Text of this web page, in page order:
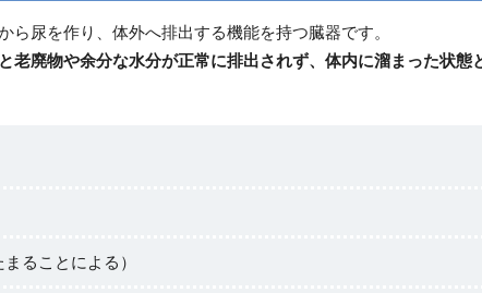
ら尿を作り、体外へ排出する機能を持つ臓器です。
老廃物や余分な水分が正常に排出されず、体内に溜まった状態
ることによる）